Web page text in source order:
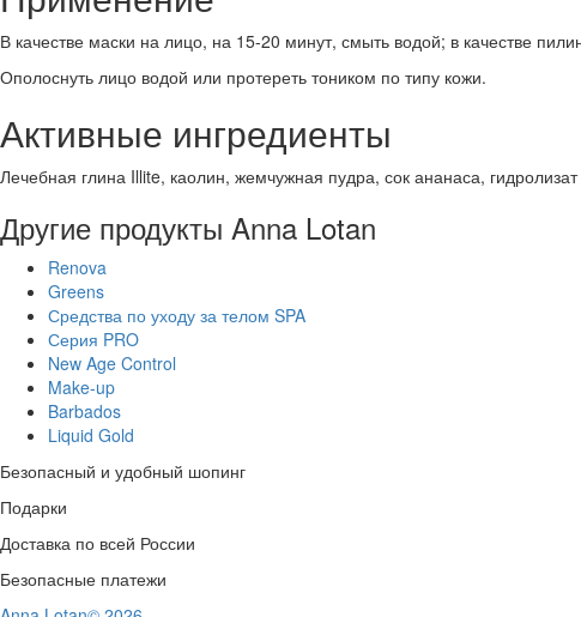
В качестве маски на лицо, на 15-20 минут, смыть водой; в качестве
Ополоснуть лицо водой или протереть тоником по типу кожи.
Активные ингредиенты
Лечебная глина Illite, каолин, жемчужная пудра, сок ананаса,
Другие продукты Anna Lotan
Renova
Greens
Средства по уходу за телом SPA
Серия PRO
New Age Control
Make-up
Barbados
Liquid Gold
Безопасный и удобный шопинг
Подарки
Доставка по всей России
Безопасные платежи